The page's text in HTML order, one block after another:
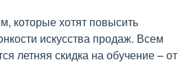
которые хотят повысить
искусства продаж. Всем
летняя скидка на обучение – от